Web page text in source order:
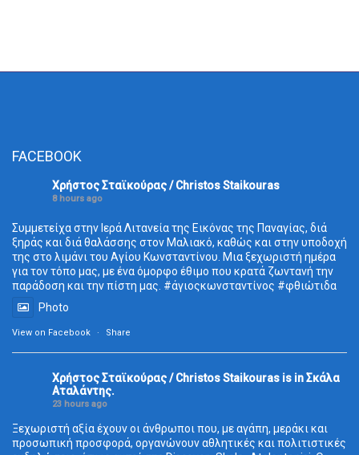
FACEBOOK
Χρήστος Σταϊκούρας / Christos Staikouras
8 hours ago
Συμμετείχα στην Ιερά Λιτανεία της Εικόνας της Παναγίας, διά
ξηράς και διά θαλάσσης στον Μαλιακό, καθώς και στην υποδοχή
της στο λιμάνι του Αγίου Κωνσταντίνου. Μια ξεχωριστή ημέρα
για τον τόπο μας, με ένα όμορφο έθιμο που κρατά ζωντανή την
παράδοση και την πίστη μας. #άγιοςκωνσταντίνος #φθιώτιδα
Photo
View on Facebook · Share
Χρήστος Σταϊκούρας / Christos Staikouras is in Σκάλα
Aταλάντης.
23 hours ago
Ξεχωριστή αξία έχουν οι άνθρωποι που, με αγάπη, μεράκι και
προσωπική προσφορά, οργανώνουν αθλητικές και πολιτιστικές